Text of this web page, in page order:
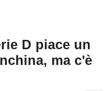
D piace un
ma c'è